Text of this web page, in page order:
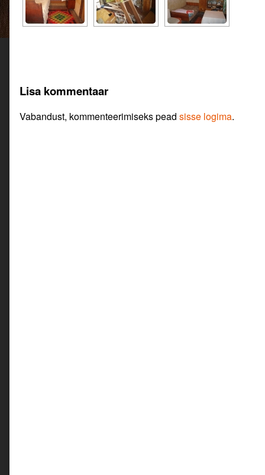
Lisa kommentaar
Vabandust, kommenteerimiseks pead sisse logima.